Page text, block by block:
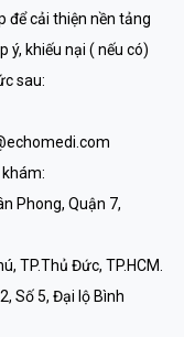
để cải thiện nền tảng
ý, khiếu nại ( nếu có)
sau:
Phong, Quận 7,
Đức, TP.HCM.
Số 5, Đại lộ Bình